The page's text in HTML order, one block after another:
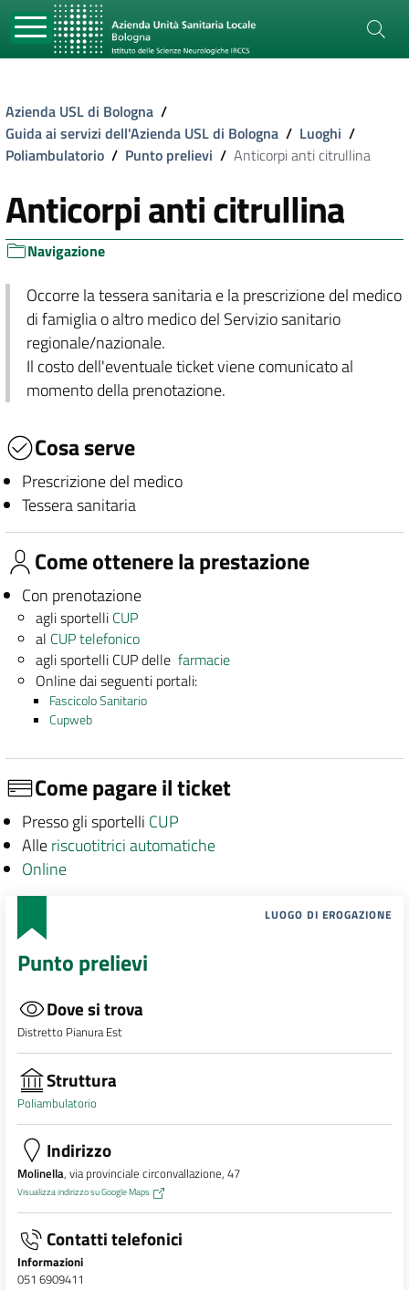
Azienda USL di Bologna /
Guida ai servizi dell'Azienda USL di Bologna / Luoghi /
Poliambulatorio / Punto prelievi / Anticorpi anti citrullina
Anticorpi anti citrullina
Navigazione
Occorre la tessera sanitaria e la prescrizione del medico
di famiglia o altro medico del Servizio sanitario
regionale/nazionale.
Il costo dell'eventuale ticket viene comunicato al
momento della prenotazione.
Cosa serve
Prescrizione del medico
Tessera sanitaria
Come ottenere la prestazione
Con prenotazione
agli sportelli CUP
al CUP telefonico
agli sportelli CUP dellefarmacie
Online dai seguenti portali:
Fascicolo Sanitario
Cupweb
Come pagare il ticket
Presso gli sportelli CUP
Alleriscuotitrici automatiche
Online
LUOGO DI EROGAZIONE
Punto prelievi
Dove si trova
Distretto Pianura Est
Struttura
Poliambulatorio
Indirizzo
Molinella, via provinciale circonvallazione, 47
Visualizza indirizzo su Google Maps
Contatti telefonici
Informazioni
051 6909411